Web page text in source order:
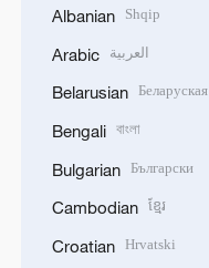
Albanian Shqip
Arabic العربية
Belarusian Беларуская
Bengali বাংলা
Bulgarian Български
Cambodian ខ្មែរ
Croatian Hrvatski